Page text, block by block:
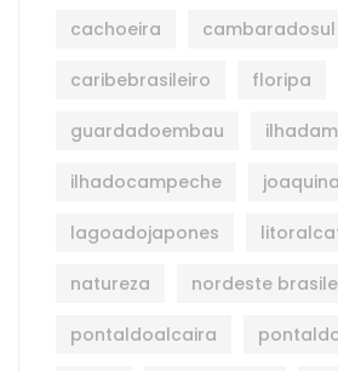
cachoeira cambaradosul
caribebrasileiro floripa
guardadoembau
ilhadocampeche joaquina
lagoadojapones
natureza nordeste
pontaldoalcaira